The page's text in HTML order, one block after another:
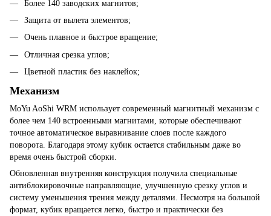
Более 140 заводских магнитов;
Защита от вылета элементов;
Очень плавное и быстрое вращение;
Отличная срезка углов;
Цветной пластик без наклейок;
Механизм
MoYu AoShi WRM использует современный магнитный механизм с
более чем 140 встроенными магнитами, которые обеспечивают
точное автоматическое выравнивание слоев после каждого
поворота. Благодаря этому кубик остается стабильным даже во
время очень быстрой сборки.
Обновленная внутренняя конструкция получила специальные
антиблокировочные направляющие, улучшенную срезку углов и
систему уменьшения трения между деталями. Несмотря на большой
формат, кубик вращается легко, быстро и практически без